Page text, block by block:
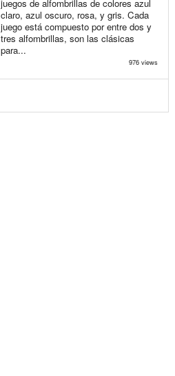
juegos de alfombrillas de colores azul
claro, azul oscuro, rosa, y gris. Cada
juego está compuesto por entre dos y
tres alfombrillas, son las clásicas
para...
976 views